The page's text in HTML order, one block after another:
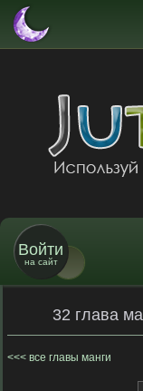
Войти
на сайт
32 глава
все главы манги